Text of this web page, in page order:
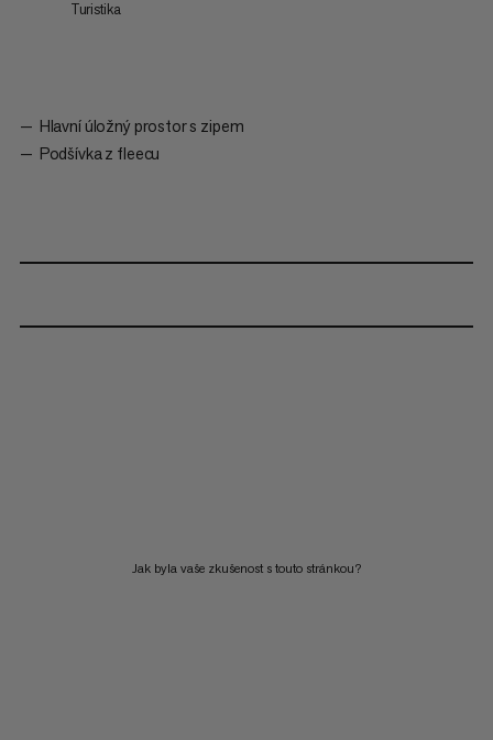
Turistika
Hlavní úložný prostor s zipem
Podšívka z fleecu
Jak byla vaše zkušenost s touto stránkou?